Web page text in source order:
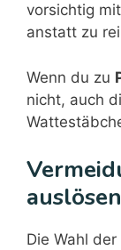
vorsichtig
anstatt zu
Wenn du zu
nicht, auch
Die Wahl